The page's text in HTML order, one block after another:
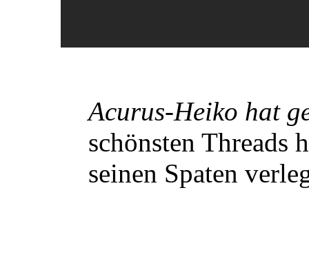
Acurus-Heiko hat
schönsten Threads
seinen Spaten